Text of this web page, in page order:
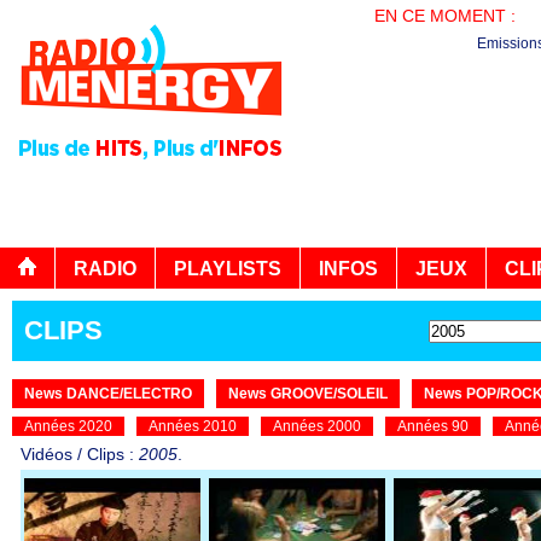
EN CE MOMENT :
RADIO PLAYLISTS INFOS JEUX
CLIPS
News DANCE/ELECTRO News GROOVE/SOLEIL
News POP/
Années 2020
Années 2010 Années 2000 Années 90
Vidéos / Clips : 2005